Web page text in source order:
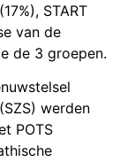
START
van de
de 3 groepen.
werden
POTS